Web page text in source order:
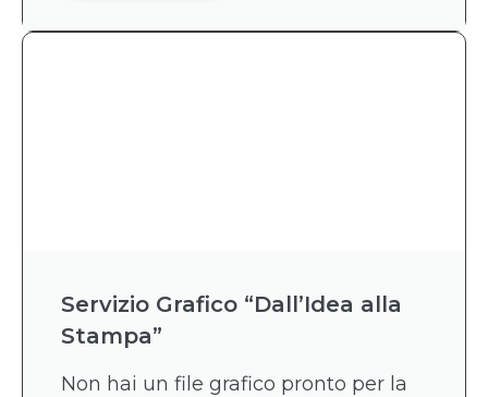
Servizio Grafico “Dall’Idea alla
Stampa”
Non hai un file grafico pronto per la